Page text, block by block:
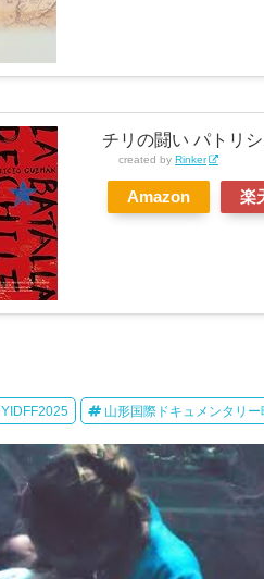
チリの闘い パトリ
created by Rinker
Amazon 楽
YIDFF2025 山形国際ドキュメンタリー